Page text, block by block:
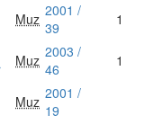
Muz 2001 /
39
1
Muz 2003 /
46
1
Muz 2001 /
19